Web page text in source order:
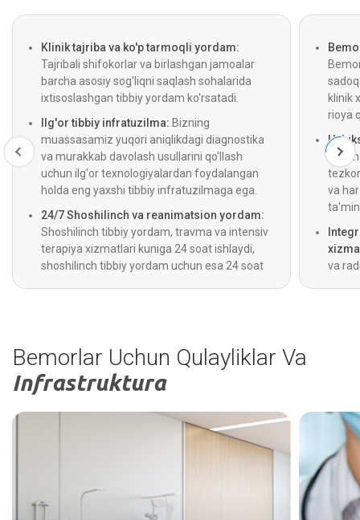
Klinik tajriba va ko'p tarmoqli yordam:
Tajribali shifokorlar va birlashgan jamoalar
barcha asosiy sog'liqni saqlash sohalarida
ixtisoslashgan tibbiy yordam ko'rsatadi.
Ilg'or tibbiy infratuzilma: Bizning
muassasamiz yuqori aniqlikdagi diagnostika
va murakkab davolash usullarini qo'llash
uchun ilg'or texnologiyalardan foydalangan
holda eng yaxshi tibbiy infratuzilmaga ega.
24/7 Shoshilinch va reanimatsion yordam:
Shoshilinch tibbiy yordam, travma va intensiv
terapiya xizmatlari kuniga 24 soat ishlaydi,
shoshilinch tibbiy yordam uchun esa 24 soat
klinik
rioya
va
va
Bemorlar Uchun Qulayliklar Va
Infrastruktura